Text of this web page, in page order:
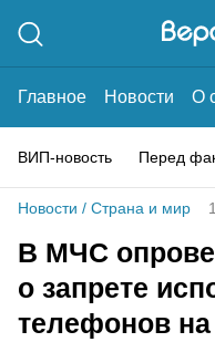
Главное Новости О
ВИП-новость Перед
Новости / Страна и мир
В МЧС
о запрете
телефонов